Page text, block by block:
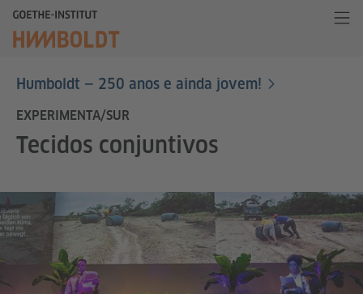
Humboldt — 250 anos e ainda jovem!
EXPERIMENTA/SUR
Tecidos conjuntivos